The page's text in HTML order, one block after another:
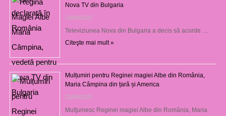
Nova TV din Bulgaria
23/05/2025
Televiziunea Nova din Bulgaria a decis să acorde …
Citeşte mai mult »
Mulțumiri pentru Reginei magiei Albe din România,
Maria Câmpina din țară și America
22/05/2025
Mulţumesc Reginei magiei Albe din România, Maria